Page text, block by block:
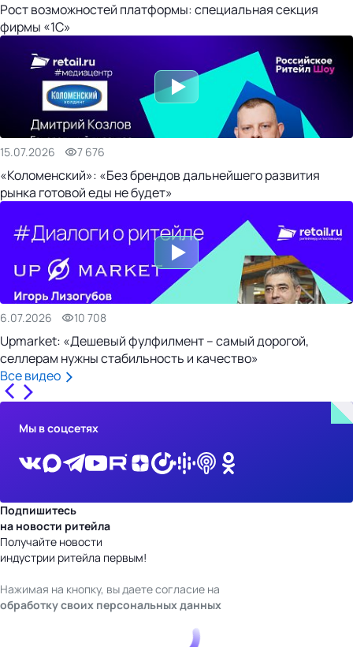
Рост возможностей платформы: специальная секция
фирмы «1С»
15.07.2026 7 676
«Коломенский»: «Без брендов дальнейшего развития
рынка готовой еды не будет»
6.07.2026 10 708
Upmarket: «Дешевый фулфилмент – самый дорогой,
селлерам нужны стабильность и качество»
Все видео
Мы в соцсетях
Подпишитесь
на новости ритейла
Получайте новости
индустрии ритейла первым!
Нажимая на кнопку, вы даете согласие на
обработку своих персональных данных